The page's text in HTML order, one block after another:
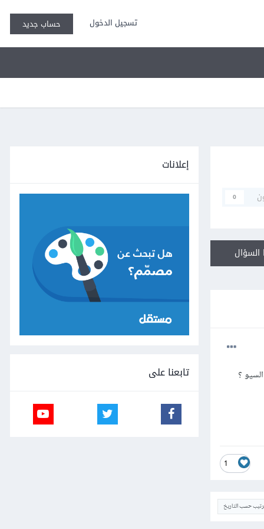
تسجيل الدخول حساب جديد
0
1
حسب التاريخ
إعلانات
تابعنا على